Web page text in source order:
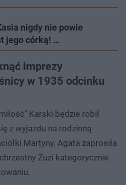
nigdy nie powie
jego córką! …
imprezy
w 1935 odcinku
Karski będzie robił
z wyjazdu na rodzinną
Martyny. Agata zaprosiła
Zuzi kategorycznie